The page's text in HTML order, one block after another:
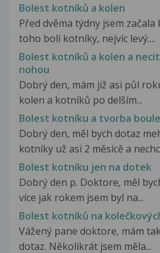
Bolest kotníků a kolen
Před dvěma týdny jsem začala
toho bolí kotníky, nejvíc levý....
Bolest kotníků a kolen a
nohou
Dobrý den, mám již asi půl
kolen a kotníků po delším...
Bolest kotníku a tvorba
Dobrý den, měl bych dotaz
kotníky už asi 2 měsícě a
Bolest kotníku jen na dotek
Dobrý den p. Doktore, měl
více jak rokem jsem byl na...
Bolest kotníků na
Vážený pane doktore, mám
dotaz. Několikrát jsem měla...